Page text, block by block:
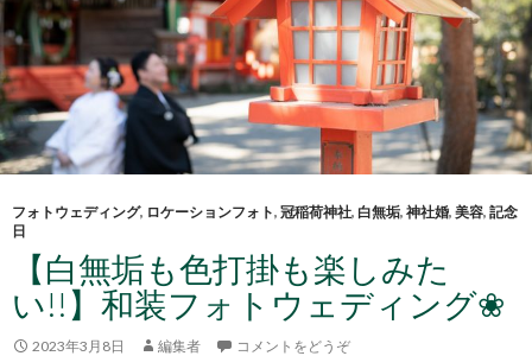
フォトウェディング, ロケーションフォト, 冠稲荷神社, 白無垢, 神社婚, 美容, 記念
日
【白無垢も色打掛も楽しみた
い!!】和装フォトウェディング❀
2023年3月8日 編集者 コメントをどうぞ